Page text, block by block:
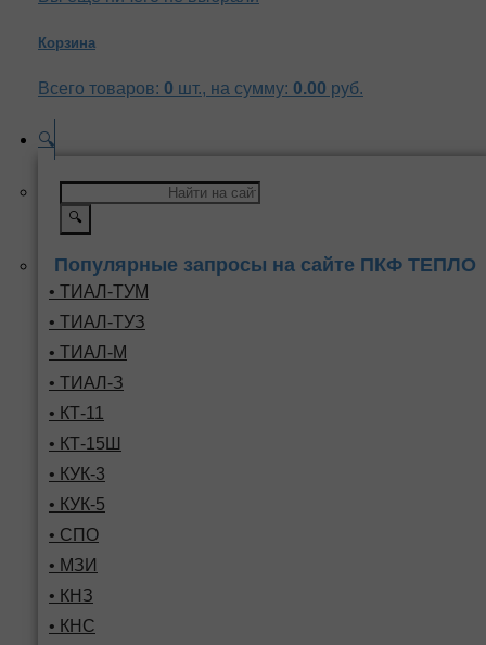
Корзина
Всего товаров: 0 шт., на сумму: 0.00 руб.
🔍
🔍
Популярные запросы на сайте ПКФ ТЕПЛО
• ТИАЛ-ТУМ
• ТИАЛ-ТУЗ
• ТИАЛ-М
• ТИАЛ-З
• КТ-11
• КТ-15Ш
• КУК-3
• КУК-5
• СПО
• МЗИ
• КНЗ
• КНС